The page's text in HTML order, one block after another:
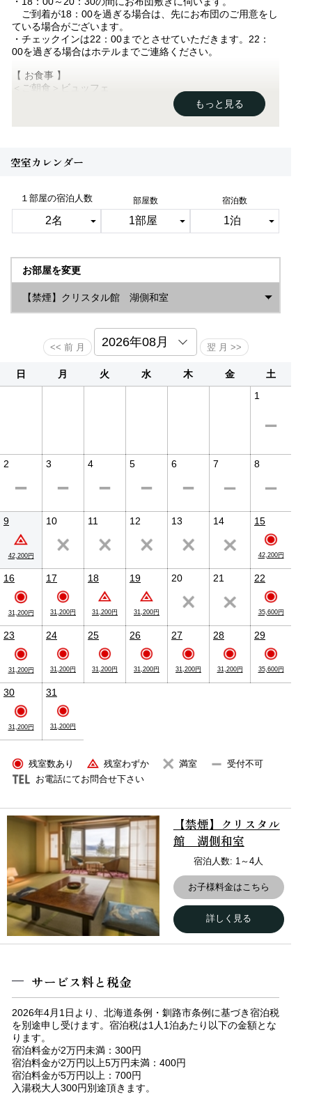
ご到着が18：00を過ぎる場合は、先にお布団のご用意をし
ている場合がございます。
・チェックインは22：00までとさせていただきます。22：
00を過ぎる場合はホテルまでご連絡ください。
【 お食事 】
＜ご朝食＞ビュッフェ
※混雑時には、交代制（2部制）とさせて頂くことがござい
シャングリラ館9Ｆには展望大浴場と半露天風呂があり、
阿寒湖との一体感を味わえるインフィニティ・エッジ・ス
阿寒湖や自然の風景を楽しみながら楽しめるスパゾーン。
※脱衣場内に設置されている湯あみ着か、水着の着用が必要
です。
■ご連泊の場合、清掃スタッフはお部屋へ入室はせずに、ア
※この商品は、個人利用のお客様を対象とした宿泊プランと
なっております。
旅行代理店、ランドオペレーター等、再販、転売を目的とし
たご予約はお受けできません。
レストランフェリシェ
【天空ガーデンスパ】大自然と一体になる極上のスパ
体験
大浴場
【朝食】海鮮丼
もっと見る
空室カレンダー
１部屋の宿泊人数 部屋数 宿泊数
お部屋を変更
【禁煙】クリスタル館 湖側和室
日 月 火 水 木 金
土
1
2 3 4 5 6 7 8
9
42,200円
10 11 12 13 14 15
42,200円
16
31,200円
17
31,200円
18
31,200円
19
31,200円
20 21 22
35,600円
23
31,200円
24
31,200円
25
31,200円
26
31,200円
27
31,200円
28
31,200円
29
35,600円
30
31,200円
31
31,200円
残室数あり 残室わずか 満室
受付不可
お電話にてお問合せ下さい
【禁煙】クリスタル
館 湖側和室
宿泊人数: 1～4人
お子様料金はこちら
詳しく見る
サービス料と税金
2026年4月1日より、北海道条例・釧路市条例に基づき宿泊税
を別途申し受けます。宿泊税は1人1泊あたり以下の金額とな
ります。
宿泊料金が2万円未満：300円
宿泊料金が2万円以上5万円未満：400円
宿泊料金が5万円以上：700円
入湯税大人300円別途頂きます。